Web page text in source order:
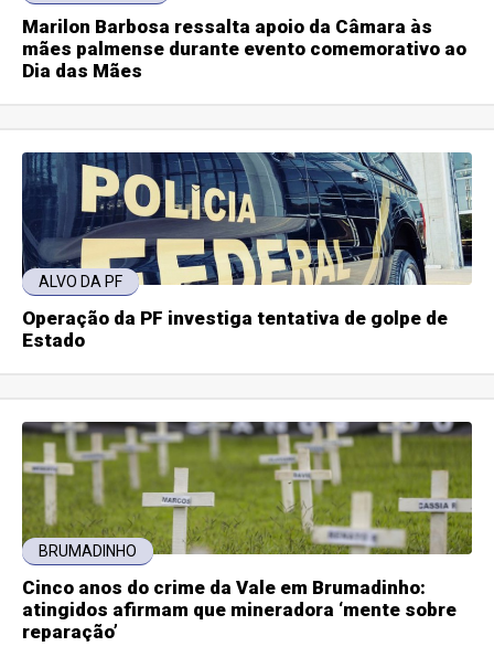
Marilon Barbosa ressalta apoio da Câmara às
mães palmense durante evento comemorativo ao
Dia das Mães
ALVO DA PF
Operação da PF investiga tentativa de golpe de
Estado
BRUMADINHO
Cinco anos do crime da Vale em Brumadinho:
atingidos afirmam que mineradora ‘mente sobre
reparação’